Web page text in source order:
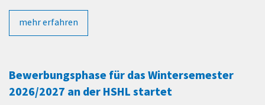
mehr erfahren
Bewerbungsphase für das Wintersemester
2026/2027 an der HSHL startet